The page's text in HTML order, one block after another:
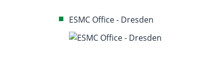
ESMC Office - Dresden